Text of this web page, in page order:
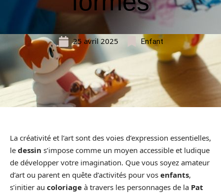
25 avril 2025 Enfant
La créativité et l’art sont des voies d’expression essentielles,
le dessin s’impose comme un moyen accessible et ludique
de développer votre imagination. Que vous soyez amateur
d’art ou parent en quête d’activités pour vos enfants,
s’initier au coloriage à travers les personnages de la Pat